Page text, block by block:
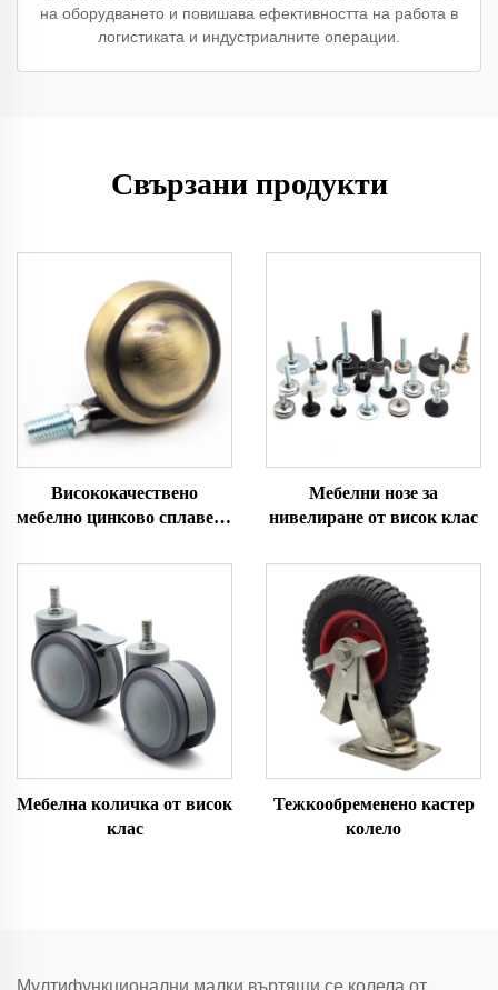
на оборудването и повишава ефективността на работа в
логистиката и индустриалните операции.
Свързани продукти
Висококачествено
мебелно цинково сплавено
Мебелни нозе за
нивелиране от висок клас
Мебелна количка от висок
клас
Тежкообременено кастер
колело
Мултифункционални малки въртящи се колела от